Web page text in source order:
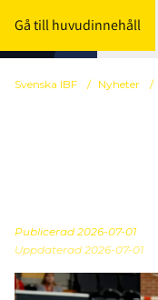
Gå till huvudinnehåll
Svenska IBF / Nyheter /
Publicerad 2026-07-01
Uppdaterad 2026-07-01